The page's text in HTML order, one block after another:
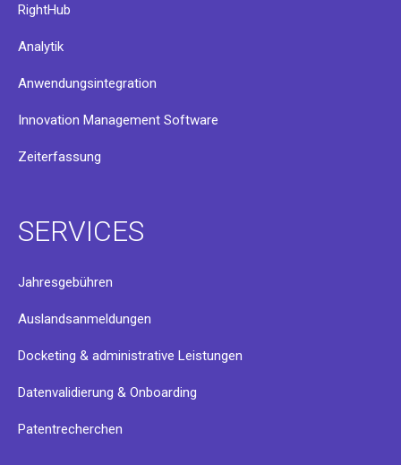
RightHub
Analytik
Anwendungsintegration
Innovation Management Software
Zeiterfassung
SERVICES
Jahresgebühren
Auslandsanmeldungen
Docketing & administrative Leistungen
Datenvalidierung & Onboarding
Patentrecherchen